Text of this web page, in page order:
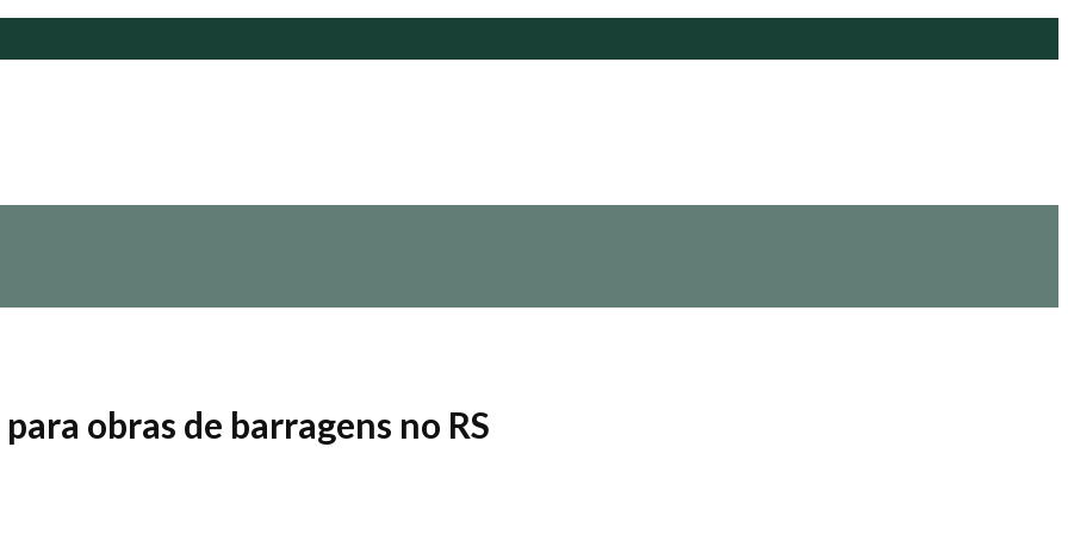
obras de barragens no RS